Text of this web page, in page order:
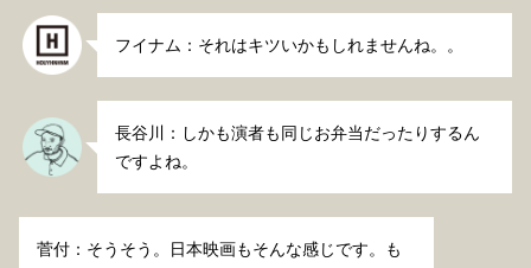
フイナム：それはキツいかもしれませんね。。
長谷川：しかも演者も同じお弁当だったりするん
ですよね。
菅付：そうそう。日本映画もそんな感じです。も